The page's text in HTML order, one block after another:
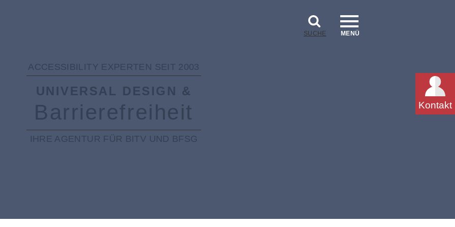
SUCHE MENÜ
ACCESSIBILITY EXPERTEN SEIT 2003
UNIVERSAL DESIGN &
Barriere­freiheit
IHRE AGENTUR FÜR BITV UND BFSG
Kontakt